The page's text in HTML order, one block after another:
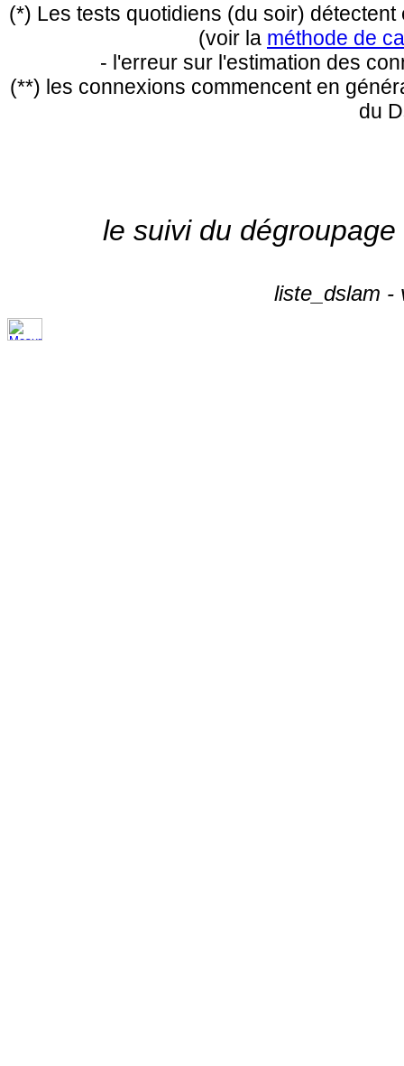
(*) Les tests quotidiens (du soir)
(voir la méthode de
- l'erreur sur l'estimation des
(**) les connexions commencent en
du
le suivi du
liste_dslam -